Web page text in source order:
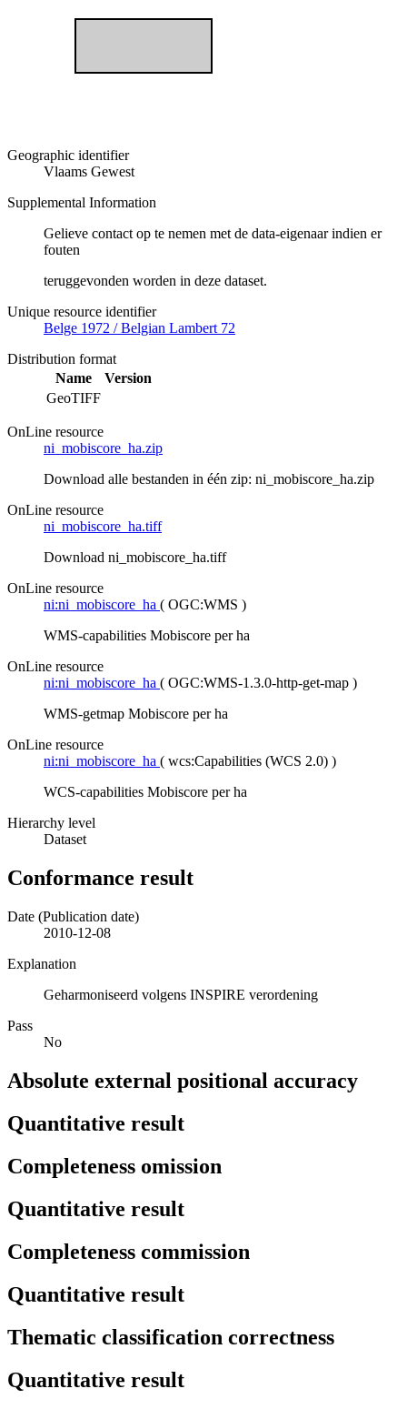
Geographic identifier
Vlaams Gewest
Supplemental Information
Gelieve contact op te nemen met de data-eigenaar indien er
fouten
teruggevonden worden in deze dataset.
Unique resource identifier
Belge 1972 / Belgian Lambert 72
Distribution format
Name
Version
GeoTIFF
OnLine resource
ni_mobiscore_ha.zip
Download alle bestanden in één zip: ni_mobiscore_ha.zip
OnLine resource
ni_mobiscore_ha.tiff
Download ni_mobiscore_ha.tiff
OnLine resource
ni:ni_mobiscore_ha ( OGC:WMS )
WMS-capabilities Mobiscore per ha
OnLine resource
ni:ni_mobiscore_ha ( OGC:WMS-1.3.0-http-get-map )
WMS-getmap Mobiscore per ha
OnLine resource
ni:ni_mobiscore_ha ( wcs:Capabilities (WCS 2.0) )
WCS-capabilities Mobiscore per ha
Hierarchy level
Dataset
Conformance result
Date (Publication date)
2010-12-08
Explanation
Geharmoniseerd volgens INSPIRE verordening
Pass
No
Absolute external positional accuracy
Quantitative result
Completeness omission
Quantitative result
Completeness commission
Quantitative result
Thematic classification correctness
Quantitative result